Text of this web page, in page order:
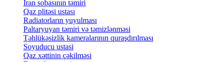
İran sobasının təmiri
Qaz plitəsi ustası
Radiatorların yuyulması
Paltaryuyan təmiri və təmizlənməsi
Təhlükəsizlik kameralarının quraşdırılması
Soyuducu ustasi
Qaz xəttinin çəkilməsi